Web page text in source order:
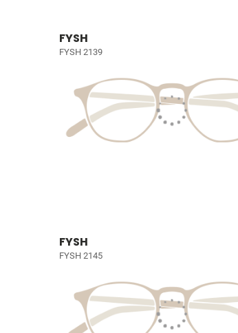
FYSH
FYSH 2139
FYSH
FYSH 2145